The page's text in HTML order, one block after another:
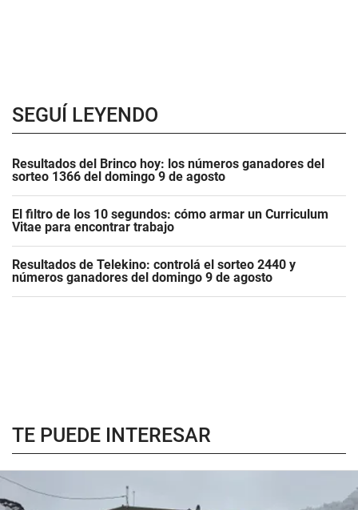
SEGUÍ LEYENDO
Resultados del Brinco hoy: los números ganadores del
sorteo 1366 del domingo 9 de agosto
El filtro de los 10 segundos: cómo armar un Curriculum
Vitae para encontrar trabajo
Resultados de Telekino: controlá el sorteo 2440 y
números ganadores del domingo 9 de agosto
TE PUEDE INTERESAR